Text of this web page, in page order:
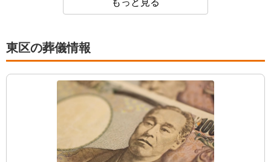
東区の葬儀情報